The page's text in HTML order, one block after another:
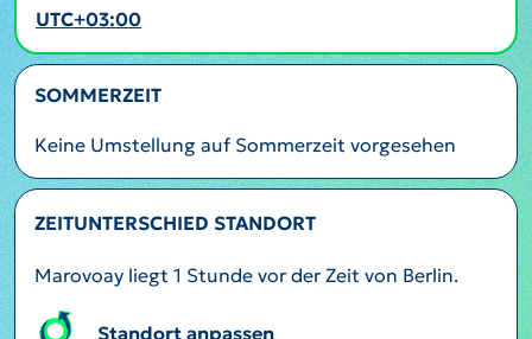
UTC+03:00
SOMMERZEIT
Keine Umstellung auf Sommerzeit vorgesehen
ZEITUNTERSCHIED STANDORT
Marovoay liegt 1 Stunde vor der Zeit von Berlin.
Standort anpassen